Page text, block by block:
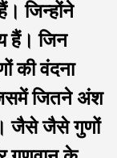
जिन्होंने
हैं। जिन
की वंदना
जितने अंश
जैसे जैसे गुणों